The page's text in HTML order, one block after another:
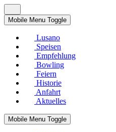
Mobile Menu Toggle
Lusano
Speisen
Empfehlung
Bowling
Feiern
Historie
Anfahrt
Aktuelles
Mobile Menu Toggle